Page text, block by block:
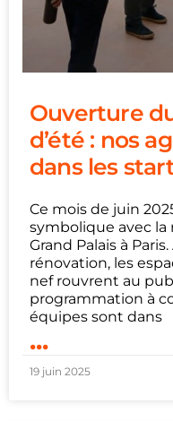
Ouverture
d’été : nos
dans les
Ce mois de juin
symbolique avec
Grand Palais à
rénovation, les
nef rouvrent au
programmation à
équipes sont dans
...
19 juin 2025